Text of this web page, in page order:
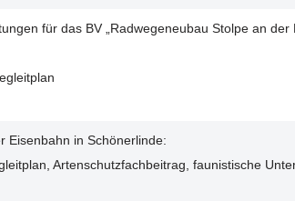
für das BV „Radwegeneubau Stolpe an
Eisenbahn in Schönerlinde:
Artenschutzfachbeitrag, faunistische